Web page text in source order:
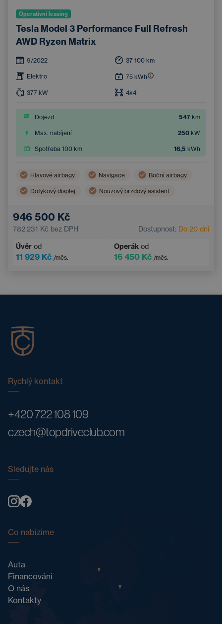
Operativní leasing
Tesla Model 3 Performance Full Refresh
AWD Ryzen Matrix
9/2022 37 100 km
Elektro 75 kWh
377 kW 4x4
Dojezd 547 km
Max. nabíjení 250 kW
Spotřeba 100 km 16,5 kWh
Hlavové airbagy Navigace Boční airbagy
Dotykový displej Nouzový brzdový asistent
Systém rozpoznávání únavy
946 500 Kč
782 231 Kč bez DPH Dostupnost: Do 20 dní
Úvěr od
11 929 Kč /měs.
Operák od
16 450 Kč /měs.
Rychlý kontakt
+420 722 108 109
czech@topdriveclub.com
Sledujte nás
Co nabízíme
Auta
Financování
O nás
Kontakty